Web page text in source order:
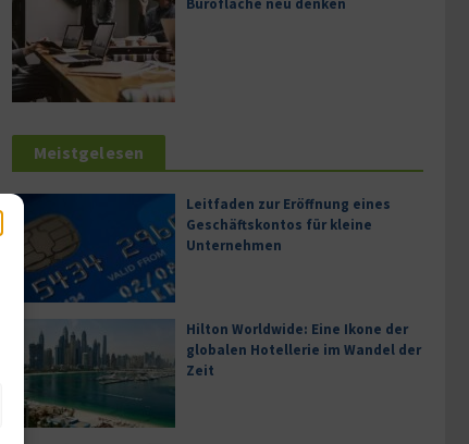
Bürofläche neu denken
Meistgelesen
Leitfaden zur Eröffnung eines
Geschäftskontos für kleine
Unternehmen
Hilton Worldwide: Eine Ikone der
globalen Hotellerie im Wandel der
Zeit